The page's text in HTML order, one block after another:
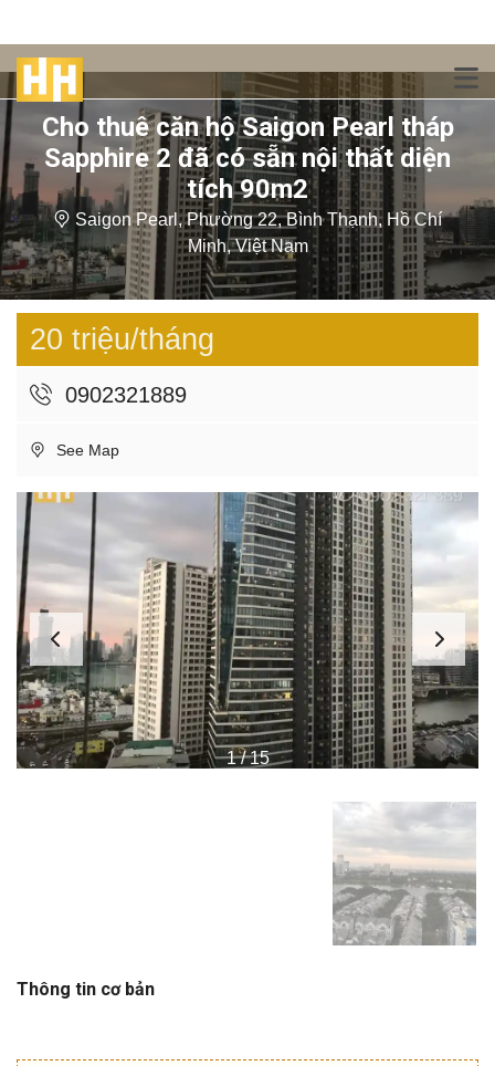
Cho thuê căn hộ Saigon Pearl tháp
Sapphire 2 đã có sẵn nội thất diện
tích 90m2
Saigon Pearl, Phường 22, Bình Thạnh, Hồ Chí
Minh, Việt Nam
20 triệu/tháng
0902321889
See Map
1/15
Thông tin cơ bản